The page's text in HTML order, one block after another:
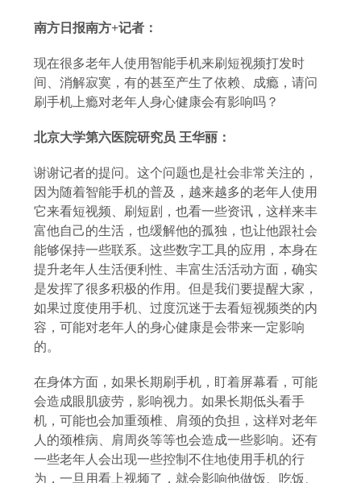
南方日报南方+记者：
现在很多老年人使用智能手机来刷短视频打发时
间、消解寂寞，有的甚至产生了依赖、成瘾，请问
刷手机上瘾对老年人身心健康会有影响吗？
北京大学第六医院研究员 王华丽：
谢谢记者的提问。这个问题也是社会非常关注的，
因为随着智能手机的普及，越来越多的老年人使用
它来看短视频、刷短剧，也看一些资讯，这样来丰
富他自己的生活，也缓解他的孤独，也让他跟社会
能够保持一些联系。这些数字工具的应用，本身在
提升老年人生活便利性、丰富生活活动方面，确实
是发挥了很多积极的作用。但是我们要提醒大家，
如果过度使用手机、过度沉迷于去看短视频类的内
容，可能对老年人的身心健康是会带来一定影响
的。
在身体方面，如果长期刷手机，盯着屏幕看，可能
会造成眼肌疲劳，影响视力。如果长期低头看手
机，可能也会加重颈椎、肩颈的负担，这样对老年
人的颈椎病、肩周炎等等也会造成一些影响。还有
一些老年人会出现一些控制不住地使用手机的行
为，一旦用看上视频了，就会影响他做饭、吃饭、